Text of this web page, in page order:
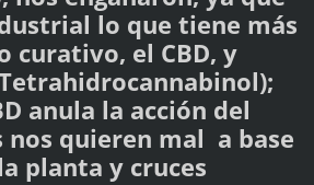
lo que tiene más
curativo, el CBD, y
anula la acción del
nos quieren mal a base
planta y cruces